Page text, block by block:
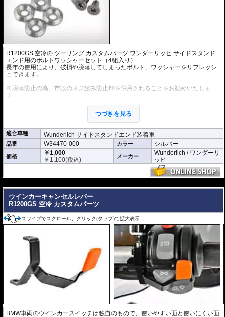
R1200GS 空冷の ツーリング カスタムパーツ ワンダーリッヒ サイドスタンド
エンド用のボルトワッシャーセット（4組入り）
長年の使用により、破損や脱落してしまったボルト、ワッシャーをリフレッシ
ュできます。
※脱落防止の為、市販のネジ緩み防止剤を併用されることをお勧めいたしま
す。
つづきを見る
適合車種 Wunderlich サイドスタンドエンド装着車
品番 W34470-000 カラー シルバー
価格
￥1,000
￥ 1,100(税込) メーカー
Wunderlich / ワンダーリ
ッヒ
ウインカーキャンセルレバー
R1200GS 空冷 カスタムパーツ
スワイプでスクロール、クリック(タップ)で拡大表示
BMW車両のウインカースイッチは独自のもので、使いやすい面と使いにくい面